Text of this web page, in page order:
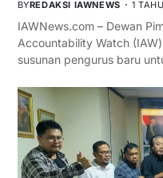
BYREDAKSI IAWNEWS 1
IAWNews.com – Dewan
Accountability Watch
susunan pengurus baru